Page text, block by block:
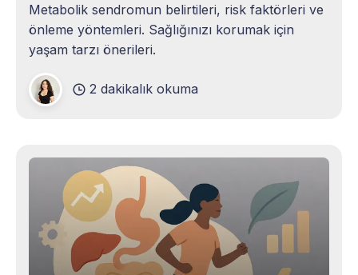
Metabolik sendromun belirtileri, risk faktörleri ve
önleme yöntemleri. Sağlığınızı korumak için
yaşam tarzı önerileri.
2 dakikalık okuma